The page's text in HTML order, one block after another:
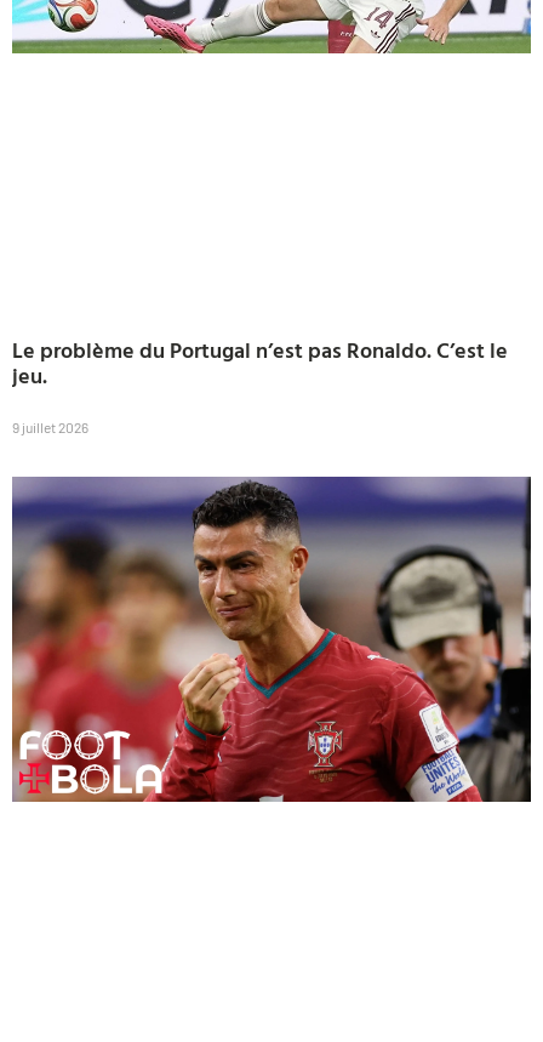
Le problème du Portugal n’est pas Ronaldo. C’est le
jeu.
9 juillet 2026